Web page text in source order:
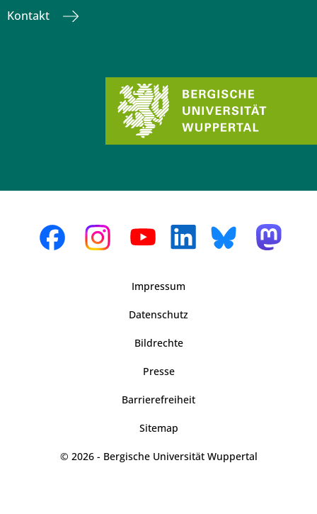
Kontakt
Impressum
Datenschutz
Bildrechte
Presse
Barrierefreiheit
Sitemap
© 2026 - Bergische Universität Wuppertal